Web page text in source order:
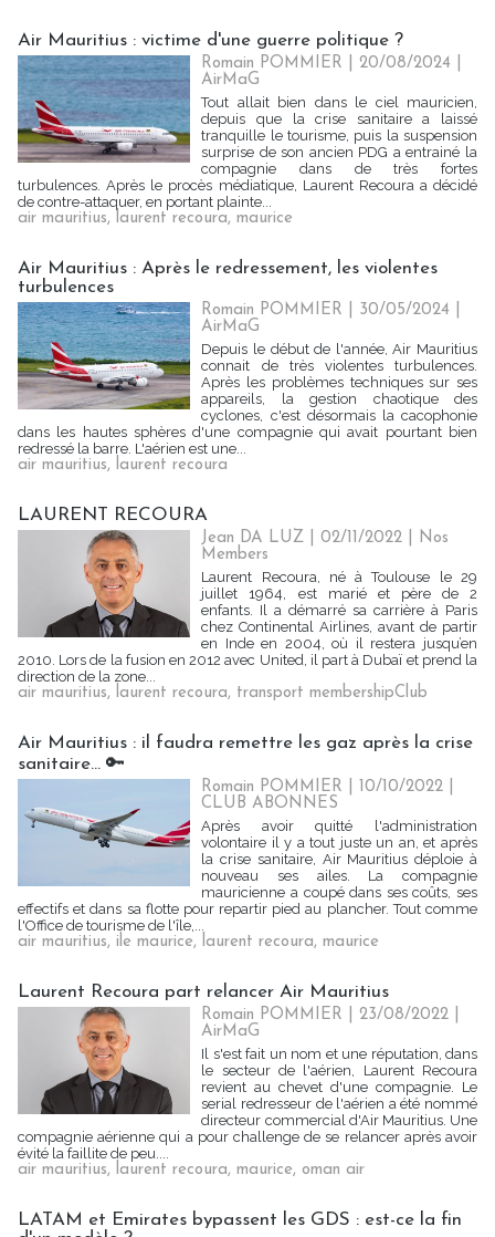
Air Mauritius : victime d'une guerre politique ?
Romain POMMIER | 20/08/2024
AirMaG
Tout allait bien dans le ciel mauricien,
depuis que la crise sanitaire a laissé
tranquille le tourisme, puis la suspension
surprise de son ancien PDG a entrainé la
compagnie dans de très fortes
turbulences. Après le procès médiatique, Laurent Recoura a décidé
de contre-attaquer, en portant plainte...
air mauritius, laurent recoura, maurice
Air Mauritius : Après le redressement, les violentes
turbulences
Romain POMMIER | 30/05/2024
AirMaG
Depuis le début de l'année, Air Mauritius
connait de très violentes turbulences.
Après les problèmes techniques sur ses
appareils, la gestion chaotique des
cyclones, c'est désormais la cacophonie
dans les hautes sphères d'une compagnie qui avait pourtant bien
redressé la barre. L'aérien est une...
air mauritius, laurent recoura
LAURENT RECOURA
Jean DA LUZ | 02/11/2022
Nos
Members
Laurent Recoura, né à Toulouse le 29
juillet 1964, est marié et père de 2
enfants. Il a démarré sa carrière à Paris
chez Continental Airlines, avant de partir
en Inde en 2004, où il restera jusqu’en
2010. Lors de la fusion en 2012 avec United, il part à Dubaï et prend la
direction de la zone...
air mauritius, laurent recoura, transport membershipClub
Air Mauritius : il faudra remettre les gaz après la crise
sanitaire... 🔑
Romain POMMIER | 10/10/2022
CLUB ABONNES
Après avoir quitté l'administration
volontaire il y a tout juste un an, et après
la crise sanitaire, Air Mauritius déploie à
nouveau ses ailes. La compagnie
mauricienne a coupé dans ses coûts, ses
effectifs et dans sa flotte pour repartir pied au plancher. Tout comme
l'Office de tourisme de l'île,...
air mauritius, ile maurice, laurent recoura, maurice
Laurent Recoura part relancer Air Mauritius
Romain POMMIER | 23/08/2022
AirMaG
Il s'est fait un nom et une réputation, dans
le secteur de l'aérien, Laurent Recoura
revient au chevet d'une compagnie. Le
serial redresseur de l'aérien a été nommé
directeur commercial d'Air Mauritius. Une
compagnie aérienne qui a pour challenge de se relancer après avoir
évité la faillite de peu....
air mauritius, laurent recoura, maurice, oman air
LATAM et Emirates bypassent les GDS : est-ce la fin